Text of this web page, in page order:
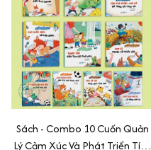
Sách - Combo 10 Cuốn Quản
Lý Cảm Xúc Và Phát Triển Tính